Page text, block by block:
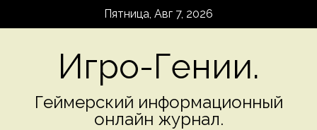
Пятница, Авг 7, 2026
Игро-Гении.
Геймерский информационный
онлайн журнал.